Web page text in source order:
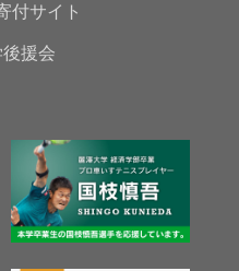
付サイト
援会